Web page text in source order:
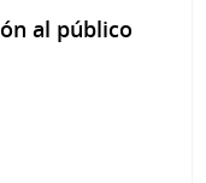
al público